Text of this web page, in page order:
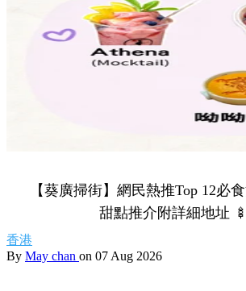
【葵廣掃街】網民熱推Top 12必
甜點推介附詳細地址
香港
By May chan on 07 Aug 2026